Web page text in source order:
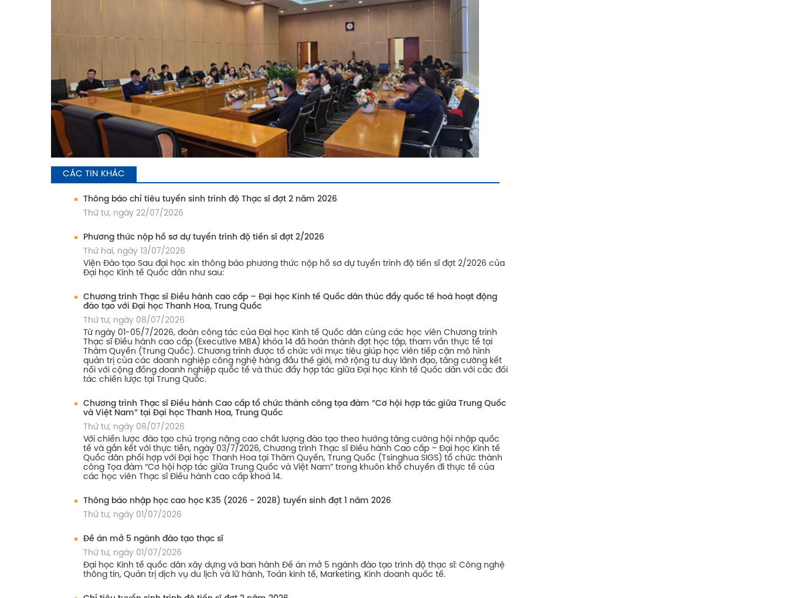
CÁC TIN KHÁC
Thông báo chỉ tiêu tuyển sinh trình độ Thạc sĩ đợt 2 năm 2026
Thứ tư, ngày 22/07/2026
Phương thức nộp hồ sơ dự tuyển trình độ tiến sĩ đợt 2/2026
Thứ hai, ngày 13/07/2026
Viện Đào tạo Sau đại học xin thông báo phương thức nộp hồ sơ dự tuyển trình độ tiến sĩ đợt 2/2026 của
Đại học Kinh tế Quốc dân như sau:
Chương trình Thạc sĩ Điều hành cao cấp – Đại học Kinh tế Quốc dân thúc đẩy quốc tế hoá hoạt động
đào tạo với Đại học Thanh Hoa, Trung Quốc
Thứ tư, ngày 08/07/2026
Từ ngày 01-05/7/2026, đoàn công tác của Đại học Kinh tế Quốc dân cùng các học viên Chương trình
Thạc sĩ Điều hành cao cấp (Executive MBA) khóa 14 đã hoàn thành đợt học tập, tham vấn thực tế tại
Thâm Quyến (Trung Quốc). Chương trình được tổ chức với mục tiêu giúp học viên tiếp cận mô hình
quản trị của các doanh nghiệp công nghệ hàng đầu thế giới, mở rộng tư duy lãnh đạo, tăng cường kết
nối với cộng đồng doanh nghiệp quốc tế và thúc đẩy hợp tác giữa Đại học Kinh tế Quốc dân với các đối
tác chiến lược tại Trung Quốc.
Chương trình Thạc sĩ Điều hành Cao cấp tổ chức thành công tọa đàm “Cơ hội hợp tác giữa Trung Quốc
và Việt Nam” tại Đại học Thanh Hoa, Trung Quốc
Thứ tư, ngày 08/07/2026
Với chiến lược đào tạo chú trọng nâng cao chất lượng đào tạo theo hướng tăng cường hội nhập quốc
tế và gắn kết với thực tiễn, ngày 03/7/2026, Chương trình Thạc sĩ Điều hành Cao cấp – Đại học Kinh tế
Quốc dân phối hợp với Đại học Thanh Hoa tại Thâm Quyến, Trung Quốc (Tsinghua SIGS) tổ chức thành
công Tọa đàm “Cơ hội hợp tác giữa Trung Quốc và Việt Nam” trong khuôn khổ chuyến đi thực tế của
các học viên Thạc sĩ Điều hành cao cấp khoá 14.
Thông báo nhập học cao học K35 (2026 - 2028) tuyển sinh đợt 1 năm 2026
Thứ tư, ngày 01/07/2026
Đề án mở 5 ngành đào tạo thạc sĩ
Thứ tư, ngày 01/07/2026
Đại học Kinh tế quốc dân xây dựng và ban hành Đề án mở 5 ngành đào tạo trình độ thạc sĩ: Công nghệ
thông tin, Quản trị dịch vụ du lịch và lữ hành, Toán kinh tế, Marketing, Kinh doanh quốc tế.